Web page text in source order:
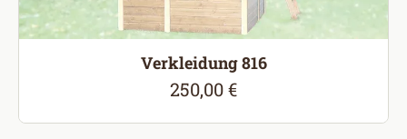
Verkleidung 816
Regulärer Preis:
250,00 €